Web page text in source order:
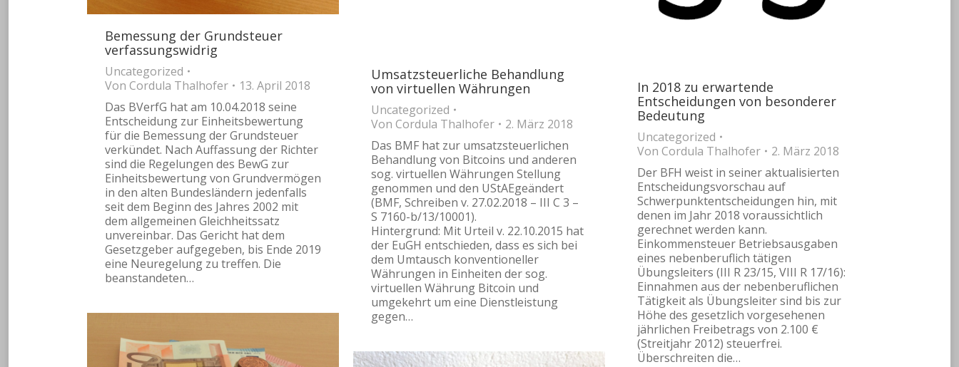
Bemessung der Grundsteuer
verfassungswidrig
Uncategorized
Von Cordula Thalhofer
13. April 2018
Das BVerfG hat am 10.04.2018 seine
Entscheidung zur Einheitsbewertung
für die Bemessung der Grundsteuer
verkündet. Nach Auffassung der Richter
sind die Regelungen des BewG zur
Einheitsbewertung von Grundvermögen
in den alten Bundesländern jedenfalls
seit dem Beginn des Jahres 2002 mit
dem allgemeinen Gleichheitssatz
unvereinbar. Das Gericht hat dem
Gesetzgeber aufgegeben, bis Ende 2019
eine Neuregelung zu treffen. Die
beanstandeten…
Umsatzsteuerliche Behandlung
von virtuellen Währungen
Uncategorized
Von Cordula Thalhofer
2. März 2018
Das BMF hat zur umsatzsteuerlichen
Behandlung von Bitcoins und anderen
sog. virtuellen Währungen Stellung
genommen und den UStAEgeändert
(BMF, Schreiben v. 27.02.2018 – III C 3 –
S 7160-b/13/10001).
Hintergrund: Mit Urteil v. 22.10.2015 hat
der EuGH entschieden, dass es sich bei
dem Umtausch konventioneller
Währungen in Einheiten der sog.
virtuellen Währung Bitcoin und
umgekehrt um eine Dienstleistung
gegen…
In 2018 zu erwartende
Entscheidungen von besonderer
Bedeutung
Uncategorized
Von Cordula Thalhofer
2. März 2018
Der BFH weist in seiner aktualisierten
Entscheidungsvorschau auf
Schwerpunktentscheidungen hin, mit
denen im Jahr 2018 voraussichtlich
gerechnet werden kann.
Einkommensteuer Betriebsausgaben
eines nebenberuflich tätigen
Übungsleiters (III R 23/15, VIII R 17/16):
Einnahmen aus der nebenberuflichen
Tätigkeit als Übungsleiter sind bis zur
Höhe des gesetzlich vorgesehenen
jährlichen Freibetrags von 2.100 €
(Streitjahr 2012) steuerfrei.
Überschreiten die…